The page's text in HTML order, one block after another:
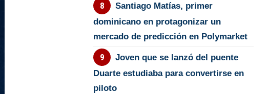
Santiago Matías, primer
dominicano en protagonizar un
mercado de predicción en Polymarket
Joven que se lanzó del puente
Duarte estudiaba para convertirse en
piloto